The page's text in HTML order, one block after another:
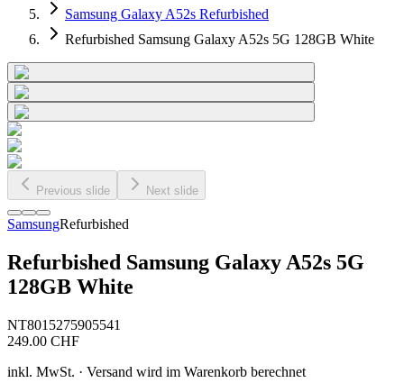
Samsung Galaxy A52s Refurbished
Refurbished Samsung Galaxy A52s 5G 128GB White
Previous slide Next slide
SamsungRefurbished
Refurbished Samsung Galaxy A52s 5G
128GB White
NT8015275905541
249.00 CHF
inkl. MwSt. · Versand wird im Warenkorb berechnet